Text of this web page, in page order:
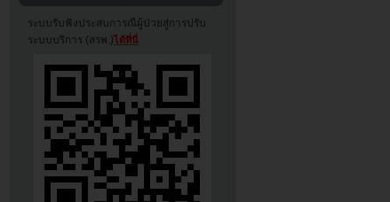
ระบบรับฟังประสบการณืผู้ป่วยสู่การปรับ
ระบบบริการ (สรพ.)ได้ที่นี่